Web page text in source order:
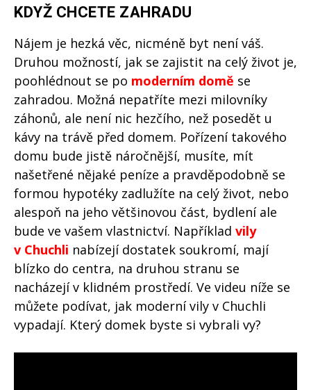
KDYŽ CHCETE ZAHRADU
Nájem je hezká věc, nicméně byt není váš.
Druhou možností, jak se zajistit na celý život je,
poohlédnout se po moderním domě se
zahradou. Možná nepatříte mezi milovníky
záhonů, ale není nic hezčího, než posedět u
kávy na trávě před domem. Pořízení takového
domu bude jistě náročnější, musíte, mít
našetřené nějaké peníze a pravděpodobně se
formou hypotéky zadlužíte na celý život, nebo
alespoň na jeho většinovou část, bydlení ale
bude ve vašem vlastnictví. Například vily
v Chuchli nabízejí dostatek soukromí, mají
blízko do centra, na druhou stranu se
nacházejí v klidném prostředí. Ve videu níže se
můžete podívat, jak moderní vily v Chuchli
vypadají. Který domek byste si vybrali vy?